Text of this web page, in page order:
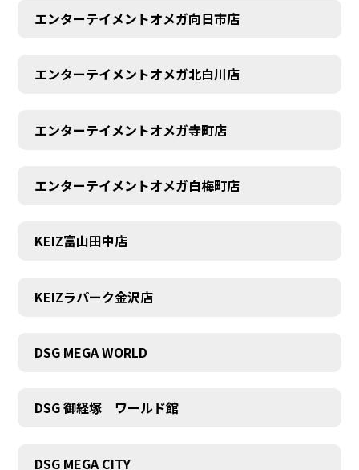
エンターテイメントオメガ向日市店
エンターテイメントオメガ北白川店
エンターテイメントオメガ寺町店
エンターテイメントオメガ白梅町店
KEIZ富山田中店
KEIZラパーク金沢店
DSG MEGA WORLD
DSG 御経塚 ワールド館
DSG MEGA CITY